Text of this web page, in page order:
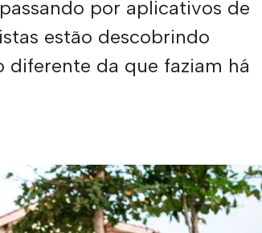
por aplicativos de
estão descobrindo
da que faziam há